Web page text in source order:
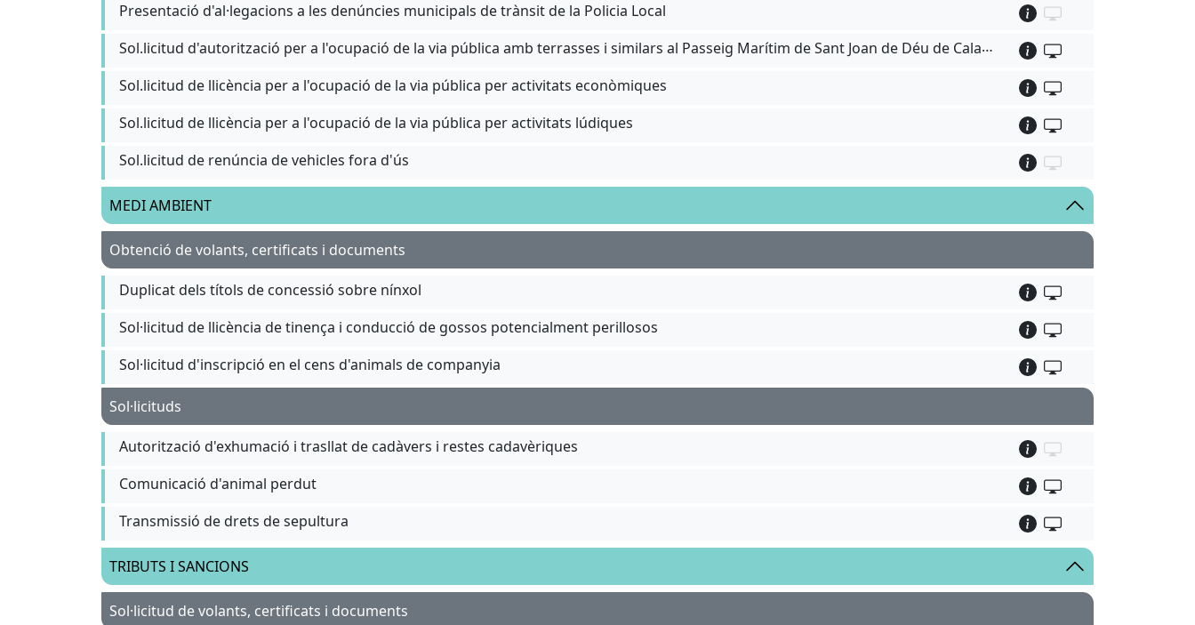
Presentació d'al·legacions a les denúncies municipals de trànsit de la Policia Local
Sol.licitud d'autorització per a l'ocupació de la via pública amb terrasses i similars al Passeig Marítim de Sant Joan de Déu de Calafell
Sol.licitud de llicència per a l'ocupació de la via pública per activitats econòmiques
Sol.licitud de llicència per a l'ocupació de la via pública per activitats lúdiques
Sol.licitud de renúncia de vehicles fora d'ús
MEDI AMBIENT
Obtenció de volants, certificats i documents
Duplicat dels títols de concessió sobre nínxol
Sol·licitud de llicència de tinença i conducció de gossos potencialment perillosos
Sol·licitud d'inscripció en el cens d'animals de companyia
Sol·licituds
Autorització d'exhumació i trasllat de cadàvers i restes cadavèriques
Comunicació d'animal perdut
Transmissió de drets de sepultura
TRIBUTS I SANCIONS
Sol·licitud de volants, certificats i documents